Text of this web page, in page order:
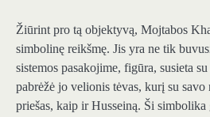
Žiūrint pro tą objektyvą, Mojtabos
simbolinę reikšmę. Jis yra ne tik
sistemos pasakojime, figūra, susieta
pabrėžė jo velionis tėvas, kurį su savo
priešas, kaip ir Husseiną. Ši